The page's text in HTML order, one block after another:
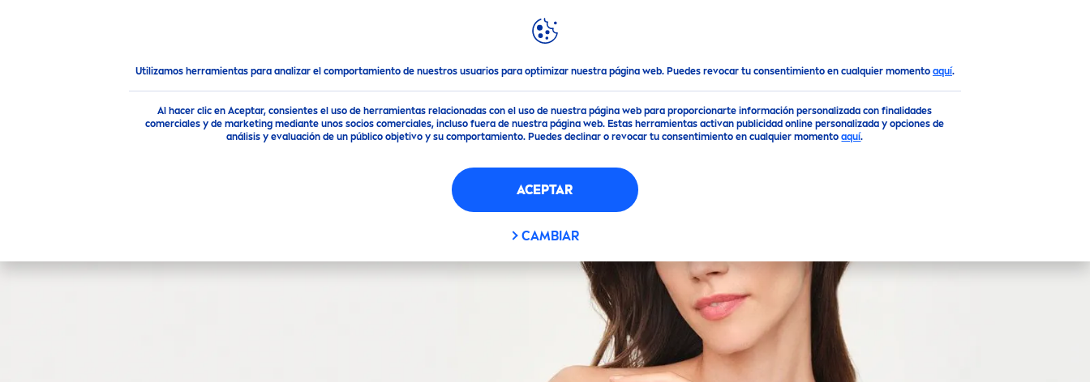
Utilizamos herramientas para analizar el comportamiento de nuestros usuarios para optimizar nuestra página web. Puedes revocar tu consentimiento en cualquier momento aquí.
Al hacer clic en Aceptar, consientes el uso de herramientas relacionadas con el uso de nuestra página web para proporcionarte información personalizada con finalidades
comerciales y de marketing mediante unos socios comerciales, incluso fuera de nuestra página web. Estas herramientas activan publicidad online personalizada y opciones de
análisis y evaluación de un público objetivo y su comportamiento. Puedes declinar o revocar tu consentimiento en cualquier momentoaquí.
ACEPTAR
CAMBIAR
DESTACADOS
¿Qué es paño en la cara o melasma?